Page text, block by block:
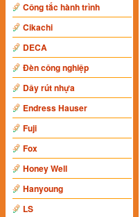
Công tắc hành trình
Cikachi
DECA
Đèn công nghiệp
Dây rút nhựa
Endress Hauser
Fuji
Fox
Honey Well
Hanyoung
LS